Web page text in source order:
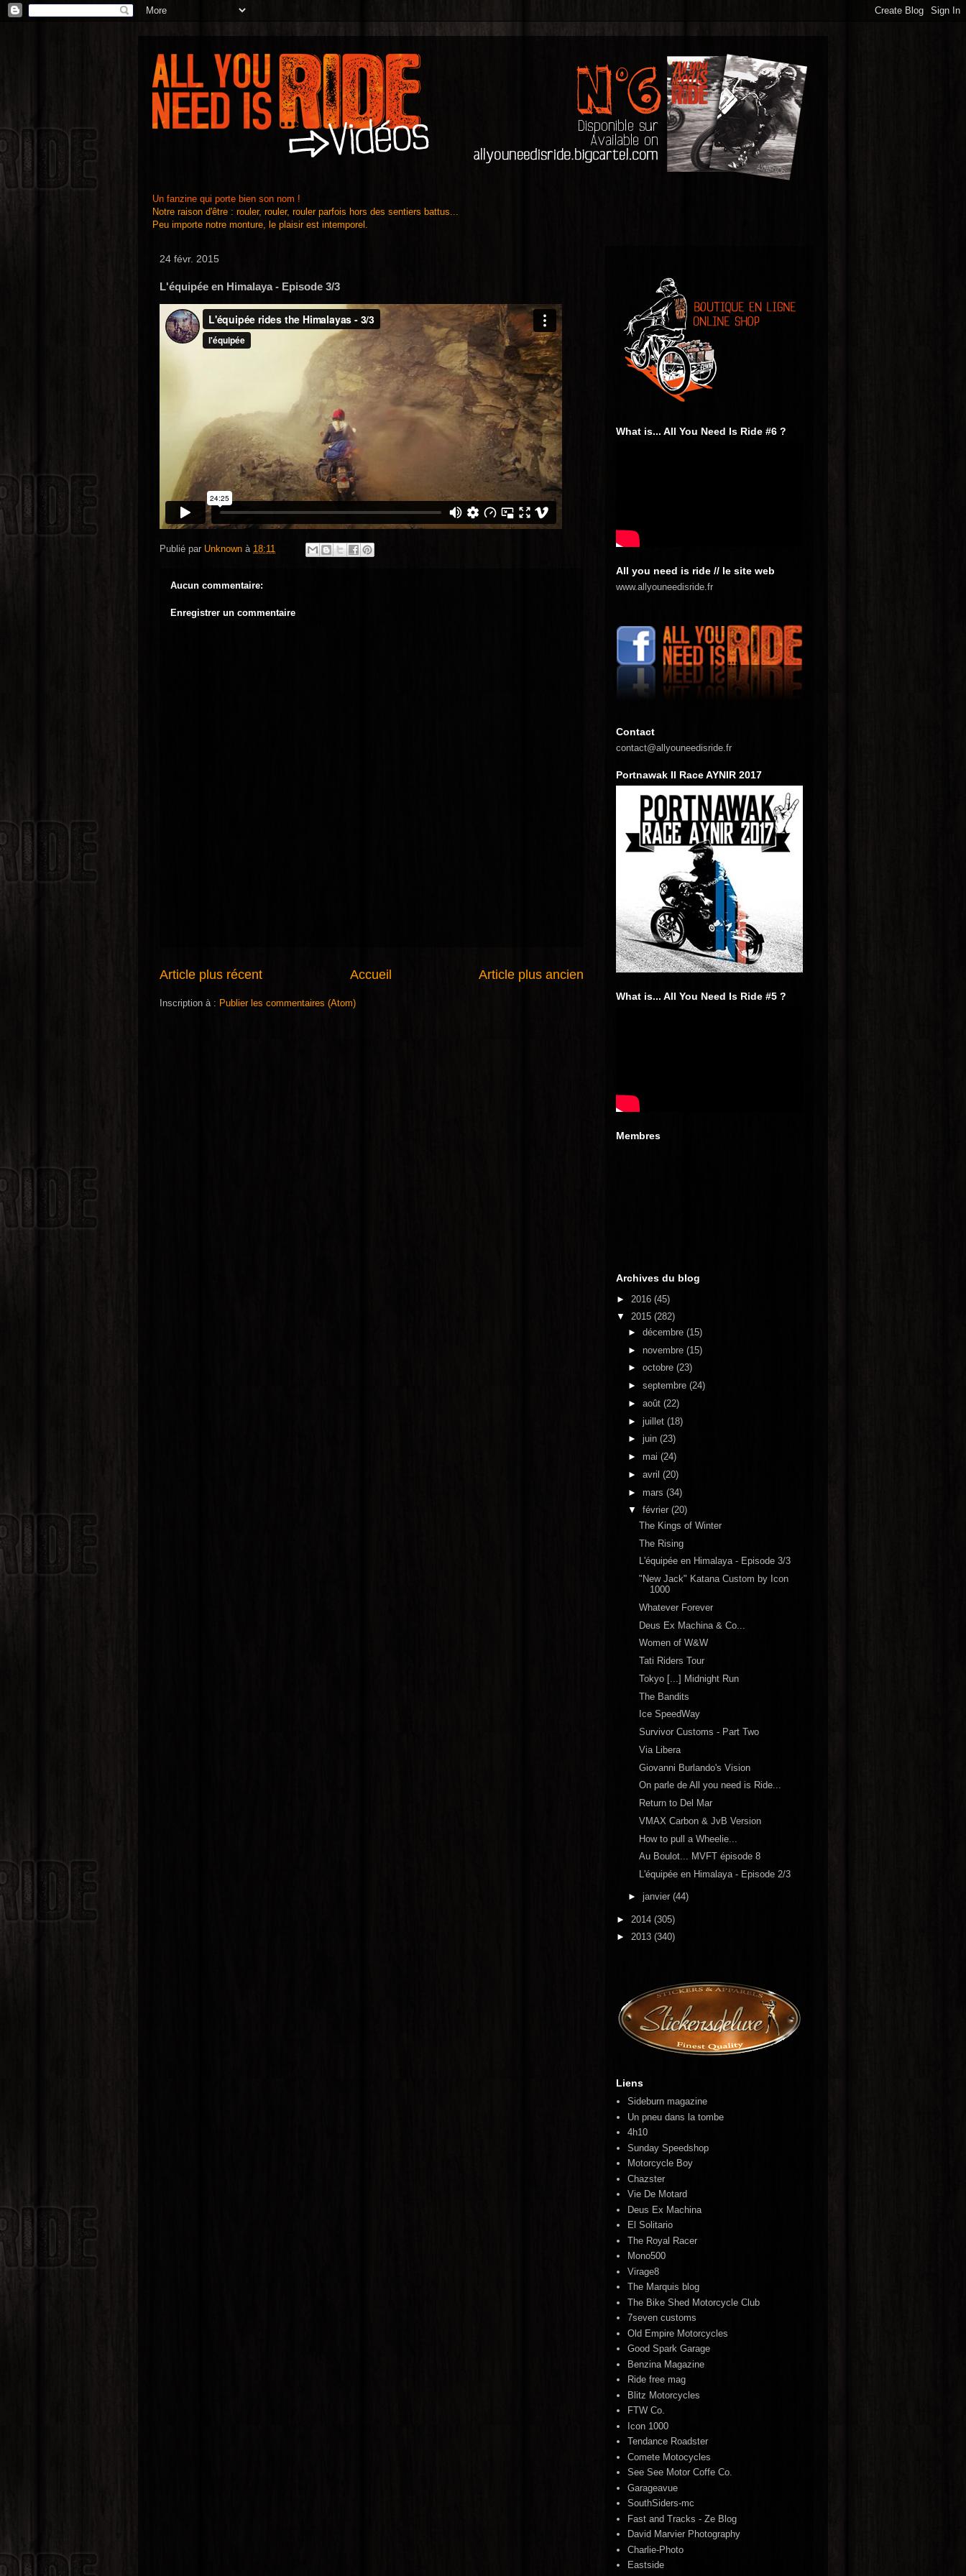
Un fanzine qui porte bien son nom !
Notre raison d'être : rouler, rouler, rouler parfois hors des sentiers battus...
Peu importe notre monture, le plaisir est intemporel.
24 févr. 2015
L'équipée en Himalaya - Episode 3/3
Publié par Unknown à 18:11
Aucun commentaire:
Enregistrer un commentaire
Article plus récent Article plus ancien
Accueil
Inscription à : Publier les commentaires (Atom)
What is... All You Need Is Ride #6 ?
All you need is ride // le site web
www.allyouneedisride.fr
Contact
contact@allyouneedisride.fr
Portnawak II Race AYNIR 2017
What is... All You Need Is Ride #5 ?
Membres
Archives du blog
► 2016 (45)
▼ 2015 (282)
► décembre (15)
► novembre (15)
► octobre (23)
► septembre (24)
► août (22)
► juillet (18)
► juin (23)
► mai (24)
► avril (20)
► mars (34)
▼ février (20)
The Kings of Winter
The Rising
L'équipée en Himalaya - Episode 3/3
"New Jack" Katana Custom by Icon
1000
Whatever Forever
Deus Ex Machina & Co...
Women of W&W
Tati Riders Tour
Tokyo [...] Midnight Run
The Bandits
Ice SpeedWay
Survivor Customs - Part Two
Via Libera
Giovanni Burlando's Vision
On parle de All you need is Ride...
Return to Del Mar
VMAX Carbon & JvB Version
How to pull a Wheelie...
Au Boulot... MVFT épisode 8
L'équipée en Himalaya - Episode 2/3
► janvier (44)
► 2014 (305)
► 2013 (340)
Liens
Sideburn magazine
Un pneu dans la tombe
4h10
Sunday Speedshop
Motorcycle Boy
Chazster
Vie De Motard
Deus Ex Machina
El Solitario
The Royal Racer
Mono500
Virage8
The Marquis blog
The Bike Shed Motorcycle Club
7seven customs
Old Empire Motorcycles
Good Spark Garage
Benzina Magazine
Ride free mag
Blitz Motorcycles
FTW Co.
Icon 1000
Tendance Roadster
Comete Motocycles
See See Motor Coffe Co.
Garageavue
SouthSiders-mc
Fast and Tracks - Ze Blog
David Marvier Photography
Charlie-Photo
Eastside